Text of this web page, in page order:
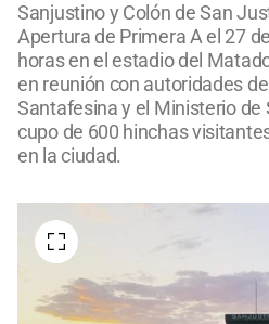
Sanjustino y Colón de San
Apertura de Primera A el 27
horas en el estadio del
en reunión con autoridades
Santafesina y el Ministerio de
cupo de 600 hinchas
en la ciudad.